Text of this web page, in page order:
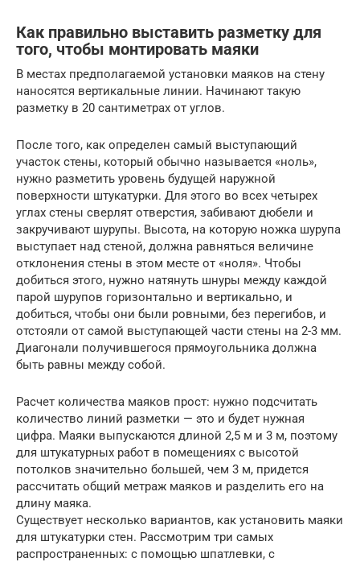
Как правильно выставить разметку для
того, чтобы монтировать маяки
В местах предполагаемой установки маяков на стену
наносятся вертикальные линии. Начинают такую
разметку в 20 сантиметрах от углов.
После того, как определен самый выступающий
участок стены, который обычно называется «ноль»,
нужно разметить уровень будущей наружной
поверхности штукатурки. Для этого во всех четырех
углах стены сверлят отверстия, забивают дюбели и
закручивают шурупы. Высота, на которую ножка шурупа
выступает над стеной, должна равняться величине
отклонения стены в этом месте от «ноля». Чтобы
добиться этого, нужно натянуть шнуры между каждой
парой шурупов горизонтально и вертикально, и
добиться, чтобы они были ровными, без перегибов, и
отстояли от самой выступающей части стены на 2-3 мм.
Диагонали получившегося прямоугольника должна
быть равны между собой.
Расчет количества маяков прост: нужно подсчитать
количество линий разметки — это и будет нужная
цифра. Маяки выпускаются длиной 2,5 м и 3 м, поэтому
для штукатурных работ в помещениях с высотой
потолков значительно большей, чем 3 м, придется
рассчитать общий метраж маяков и разделить его на
длину маяка.
Существует несколько вариантов, как установить маяки
для штукатурки стен. Рассмотрим три самых
распространенных: с помощью шпатлевки, с